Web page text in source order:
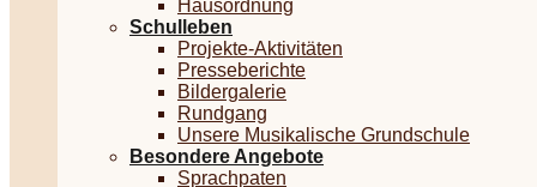
Hausordnung
Schulleben
Projekte-Aktivitäten
Presseberichte
Bildergalerie
Rundgang
Unsere Musikalische Grundschule
Besondere Angebote
Sprachpaten